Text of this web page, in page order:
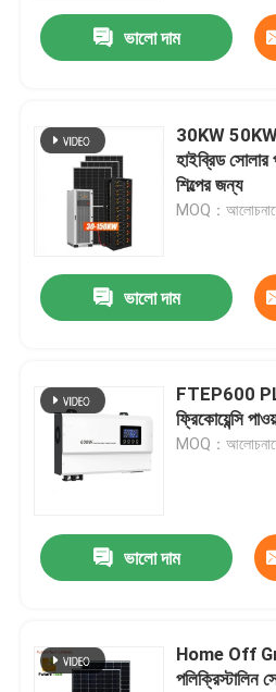
ভালো দাম
30KW
হাইব্রিড সোলার
শিল্পের জন্য
MOQ：
ভালো দাম
FTEP600
ফ্রিকোয়েন্সি
MOQ：
ভালো দাম
Home Off